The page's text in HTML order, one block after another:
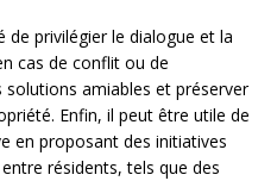
de privilégier le dialogue et la
cas de conflit ou de
amiables et préserver
Enfin, il peut être utile de
en proposant des initiatives
résidents, tels que des